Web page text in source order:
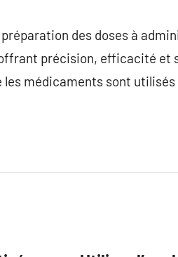
des doses à
précision, efficacité et
médicaments sont